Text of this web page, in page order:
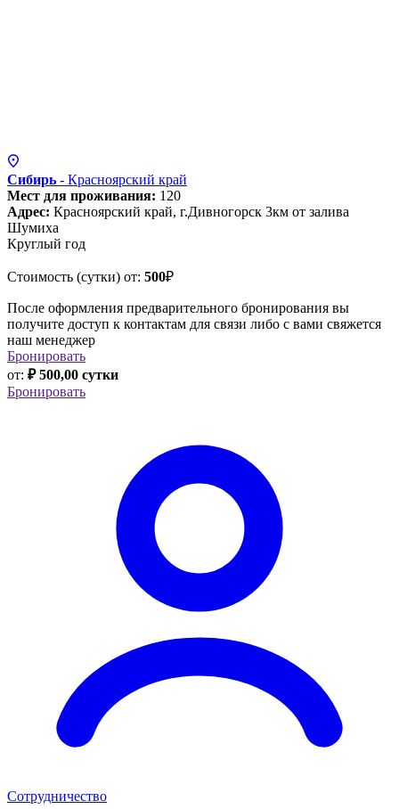
Сибирь - Красноярский край
Мест для проживания: 120
Адрес: Красноярский край, г.Дивногорск 3км от залива
Шумиха
Круглый год
Стоимость (сутки) от: 500₽
После оформления предварительного бронирования вы
получите доступ к контактам для связи либо с вами свяжется
наш менеджер
Бронировать
от: ₽ 500,00 сутки
Бронировать
Сотрудничество